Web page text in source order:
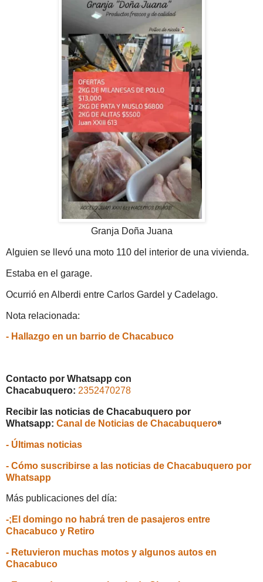
Granja Doña Juana
Alguien se llevó una moto 110 del interior de una vivienda.
Estaba en el garage.
Ocurrió en Alberdi entre Carlos Gardel y Cadelago.
Nota relacionada:
- Hallazgo en un barrio de Chacabuco
Contacto por Whatsapp con
Chacabuquero: 2352470278
Recibir las noticias de Chacabuquero por
Whatsapp: Canal de Noticias de Chacabuquero⁸
- Últimas noticias
- Cómo suscribirse a las noticias de Chacabuquero por
Whatsapp
Más publicaciones del día:
-;El domingo no habrá tren de pasajeros entre
Chacabuco y Retiro
- Retuvieron muchas motos y algunos autos en
Chacabuco